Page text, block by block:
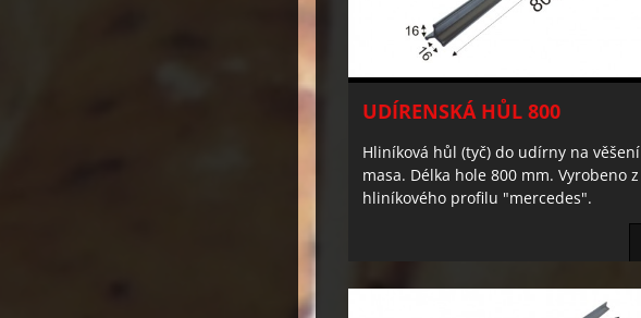
UDÍRENSKÁ HŮL 800
Hliníková hůl (tyč) do udírny na věšení
masa. Délka hole 800 mm. Vyrobeno z
hliníkového profilu "mercedes".